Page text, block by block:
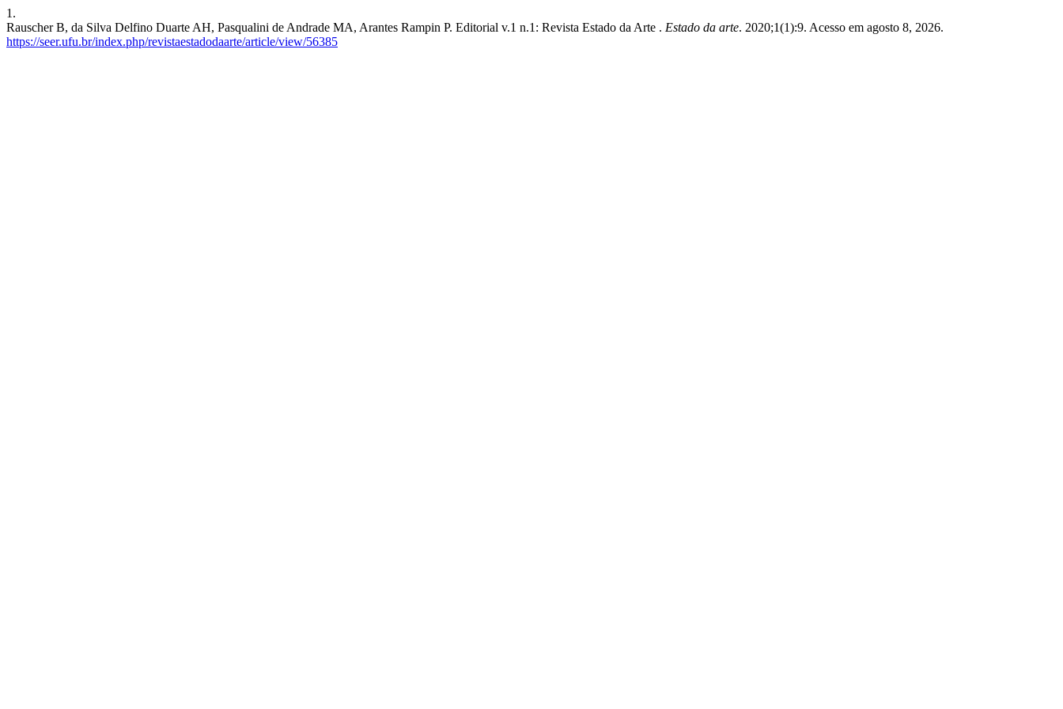
1.
Rauscher B, da Silva Delfino Duarte AH, Pasqualini de Andrade MA, Arantes Rampin P. Editorial v.1 n.1: Revista Estado da Arte . Estado da arte. 2020;1(1):9. Acesso em agosto 8, 2026.
https://seer.ufu.br/index.php/revistaestadodaarte/article/view/56385